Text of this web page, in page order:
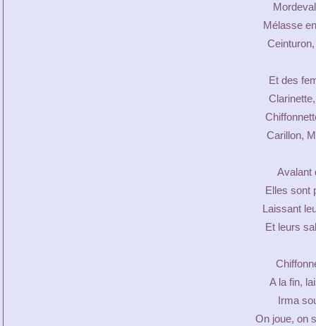
Mélasse
Et des
Carillon,
Avalant
Elles sont
Laissant
Et leurs
A la fin,
Irma
On joue, on